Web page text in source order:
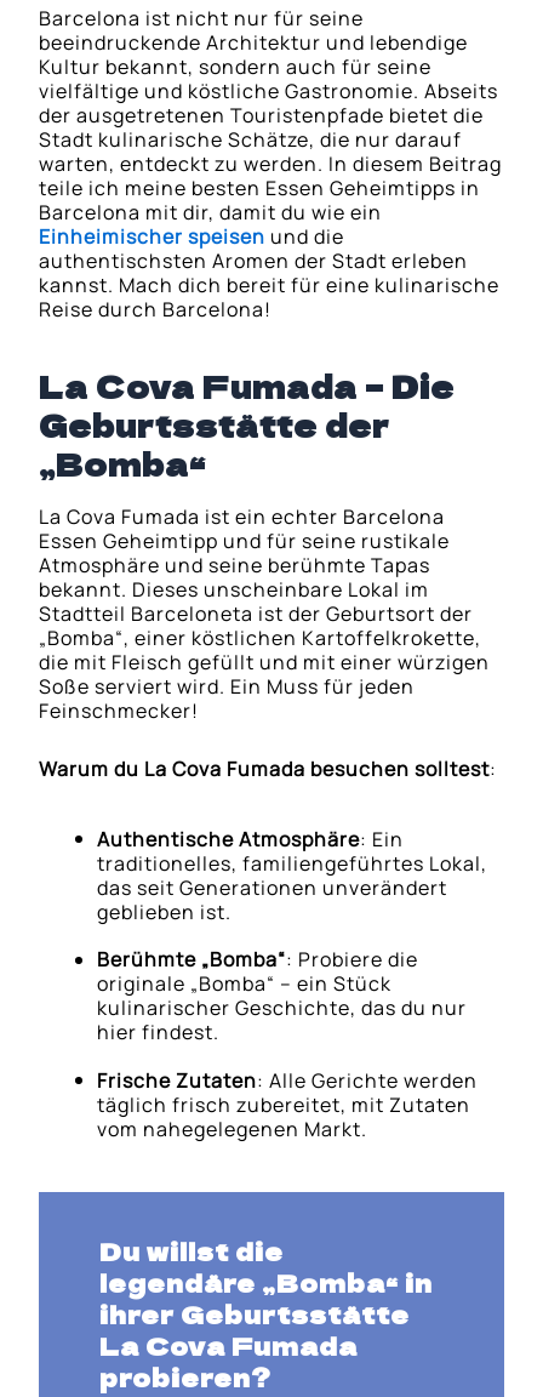
Barcelona ist nicht nur für seine
beeindruckende Architektur und lebendige
Kultur bekannt, sondern auch für seine
vielfältige und köstliche Gastronomie. Abseits
der ausgetretenen Touristenpfade bietet die
Stadt kulinarische Schätze, die nur darauf
warten, entdeckt zu werden. In diesem Beitrag
teile ich meine besten Essen Geheimtipps in
Barcelona mit dir, damit du wie ein
Einheimischer speisen und die
authentischsten Aromen der Stadt erleben
kannst. Mach dich bereit für eine kulinarische
Reise durch Barcelona!
La Cova Fumada – Die
Geburtsstätte der
„Bomba“
La Cova Fumada ist ein echter Barcelona
Essen Geheimtipp und für seine rustikale
Atmosphäre und seine berühmte Tapas
bekannt. Dieses unscheinbare Lokal im
Stadtteil Barceloneta ist der Geburtsort der
„Bomba“, einer köstlichen Kartoffelkrokette,
die mit Fleisch gefüllt und mit einer würzigen
Soße serviert wird. Ein Muss für jeden
Feinschmecker!
Warum du La Cova Fumada besuchen solltest:
Authentische Atmosphäre: Ein
traditionelles, familiengeführtes Lokal,
das seit Generationen unverändert
geblieben ist.
Berühmte „Bomba“: Probiere die
originale „Bomba“ – ein Stück
kulinarischer Geschichte, das du nur
hier findest.
Frische Zutaten: Alle Gerichte werden
täglich frisch zubereitet, mit Zutaten
vom nahegelegenen Markt.
Du willst die
legendäre „Bomba“ in
ihrer Geburtsstätte
La Cova Fumada
probieren?